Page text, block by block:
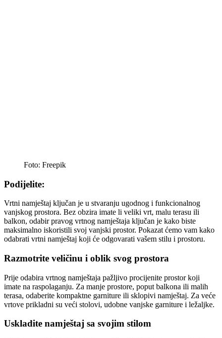
Foto: Freepik
Podijelite:
Vrtni namještaj ključan je u stvaranju ugodnog i funkcionalnog
vanjskog prostora. Bez obzira imate li veliki vrt, malu terasu ili
balkon, odabir pravog vrtnog namještaja ključan je kako biste
maksimalno iskoristili svoj vanjski prostor. Pokazat ćemo vam kako
odabrati vrtni namještaj koji će odgovarati vašem stilu i prostoru.
Razmotrite veličinu i oblik svog prostora
Prije odabira vrtnog namještaja pažljivo procijenite prostor koji
imate na raspolaganju. Za manje prostore, poput balkona ili malih
terasa, odaberite kompaktne garniture ili sklopivi namještaj. Za veće
vrtove prikladni su veći stolovi, udobne vanjske garniture i ležaljke.
Uskladite namještaj sa svojim stilom